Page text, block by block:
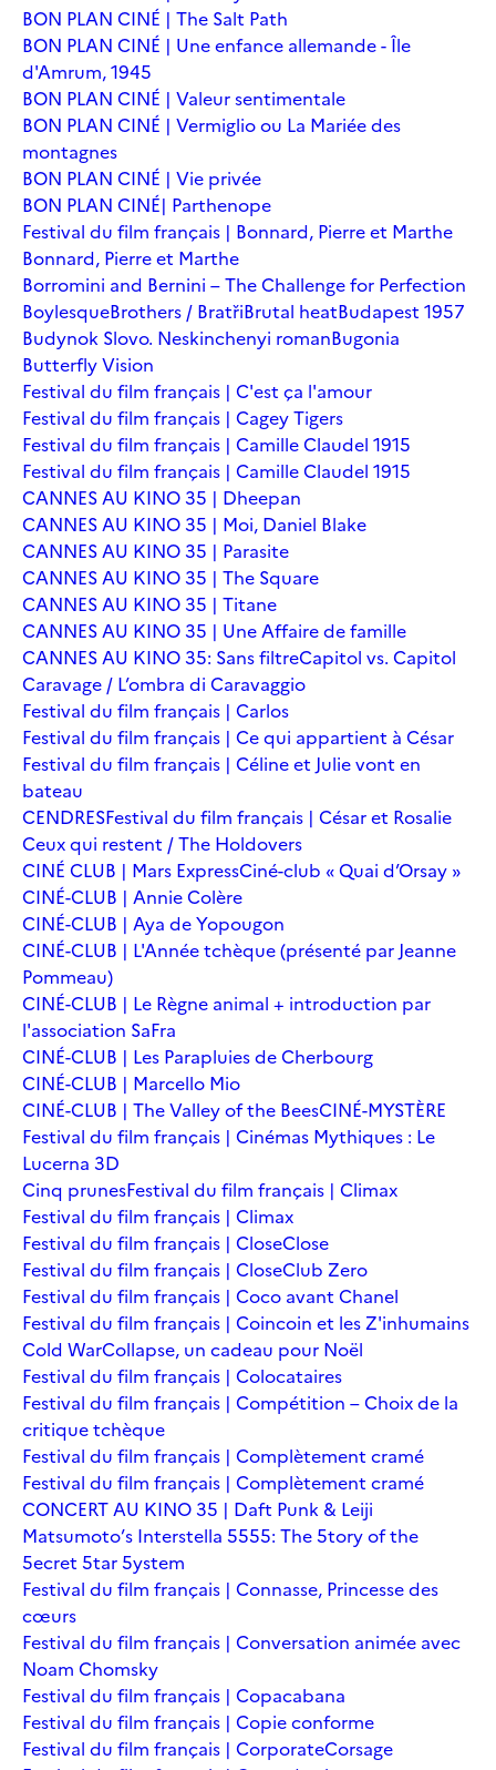
BON PLAN CINÉ | The Salt Path
BON PLAN CINÉ | Une enfance allemande - Île
d'Amrum, 1945
BON PLAN CINÉ | Valeur sentimentale
BON PLAN CINÉ | Vermiglio ou La Mariée des
montagnes
BON PLAN CINÉ | Vie privée
BON PLAN CINÉ| Parthenope
Festival du film français | Bonnard, Pierre et Marthe
Bonnard, Pierre et Marthe
Borromini and Bernini – The Challenge for Perfection
BoylesqueBrothers / BratřiBrutal heatBudapest 1957
Budynok Slovo. Neskinchenyi romanBugonia
Butterfly Vision
Festival du film français | C'est ça l'amour
Festival du film français | Cagey Tigers
Festival du film français | Camille Claudel 1915
Festival du film français | Camille Claudel 1915
CANNES AU KINO 35 | Dheepan
CANNES AU KINO 35 | Moi, Daniel Blake
CANNES AU KINO 35 | Parasite
CANNES AU KINO 35 | The Square
CANNES AU KINO 35 | Titane
CANNES AU KINO 35 | Une Affaire de famille
CANNES AU KINO 35: Sans filtreCapitol vs. Capitol
Caravage / L’ombra di Caravaggio
Festival du film français | Carlos
Festival du film français | Ce qui appartient à César
Festival du film français | Céline et Julie vont en
bateau
CENDRESFestival du film français | César et Rosalie
Ceux qui restent / The Holdovers
CINÉ CLUB | Mars ExpressCiné-club « Quai d’Orsay »
CINÉ-CLUB | Annie Colère
CINÉ-CLUB | Aya de Yopougon
CINÉ-CLUB | L'Année tchèque (présenté par Jeanne
Pommeau)
CINÉ-CLUB | Le Règne animal + introduction par
l'association SaFra
CINÉ-CLUB | Les Parapluies de Cherbourg
CINÉ-CLUB | Marcello Mio
CINÉ-CLUB | The Valley of the BeesCINÉ-MYSTÈRE
Festival du film français | Cinémas Mythiques : Le
Lucerna 3D
Cinq prunesFestival du film français | Climax
Festival du film français | Climax
Festival du film français | CloseClose
Festival du film français | CloseClub Zero
Festival du film français | Coco avant Chanel
Festival du film français | Coincoin et les Z'inhumains
Cold WarCollapse, un cadeau pour Noël
Festival du film français | Colocataires
Festival du film français | Compétition – Choix de la
critique tchèque
Festival du film français | Complètement cramé
Festival du film français | Complètement cramé
CONCERT AU KINO 35 | Daft Punk & Leiji
Matsumoto’s Interstella 5555: The 5tory of the
5ecret 5tar 5ystem
Festival du film français | Connasse, Princesse des
cœurs
Festival du film français | Conversation animée avec
Noam Chomsky
Festival du film français | Copacabana
Festival du film français | Copie conforme
Festival du film français | CorporateCorsage